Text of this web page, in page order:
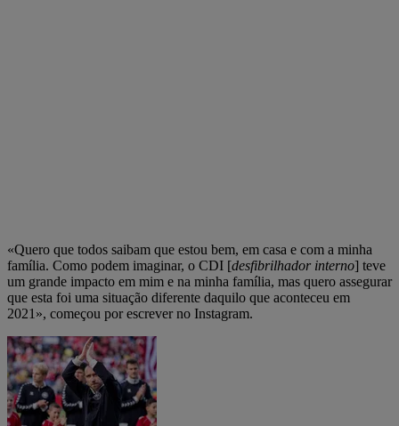
«Quero que todos saibam que estou bem, em casa e com a minha
família. Como podem imaginar, o CDI [desfibrilhador interno] teve
um grande impacto em mim e na minha família, mas quero assegurar
que esta foi uma situação diferente daquilo que aconteceu em
2021», começou por escrever no Instagram.